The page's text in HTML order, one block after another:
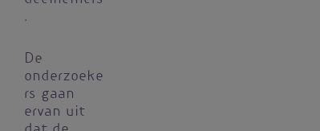
.
De
onderzoeke
rs gaan
ervan uit